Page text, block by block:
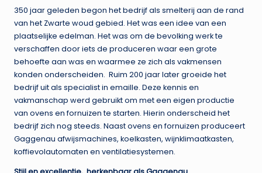
350 jaar geleden begon het bedrijf als smelterij aan de rand
van het Zwarte woud gebied. Het was een idee van een
plaatselijke edelman. Het was om de bevolking werk te
verschaffen door iets de produceren waar een grote
behoefte aan was en waarmee ze zich als vakmensen
konden onderscheiden. Ruim 200 jaar later groeide het
bedrijf uit als specialist in emaille. Deze kennis en
vakmanschap werd gebruikt om met een eigen productie
van ovens en fornuizen te starten. Hierin onderscheid het
bedrijf zich nog steeds. Naast ovens en fornuizen produceert
Gaggenau afwijsmachines, koelkasten, wijnklimaatkasten,
koffievolautomaten en ventilatiesystemen.